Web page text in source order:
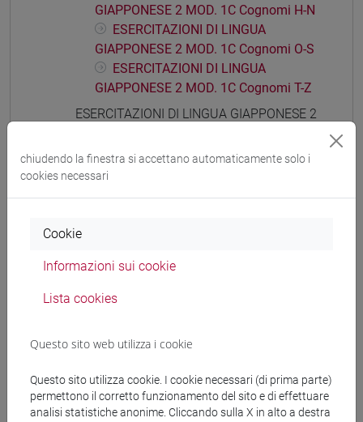
GIAPPONESE 2 MOD. 1C Cognomi H-N
ESERCITAZIONI DI LINGUA
GIAPPONESE 2 MOD. 1C Cognomi O-S
ESERCITAZIONI DI LINGUA
GIAPPONESE 2 MOD. 1C Cognomi T-Z
ESERCITAZIONI DI LINGUA GIAPPONESE 2
ESERCITAZIONI DI LINGUA
GIAPPONESE 2 MOD. 1D Cognomi A-B
ESERCITAZIONI DI LINGUA
GIAPPONESE 2 MOD. 1D Cognomi O-S
MOD. 1E
ESERCITAZIONI DI LINGUA
GIAPPONESE 2 MOD. 1E Cognomi A-B
chiudendo la finestra si accettano automaticamente solo i
cookies necessari
Cookie
Informazioni sui cookie
Lista cookies
Questo sito web utilizza i cookie
Questo sito utilizza cookie. I cookie necessari (di prima parte)
permettono il corretto funzionamento del sito e di effettuare
analisi statistiche anonime. Cliccando sulla X in alto a destra